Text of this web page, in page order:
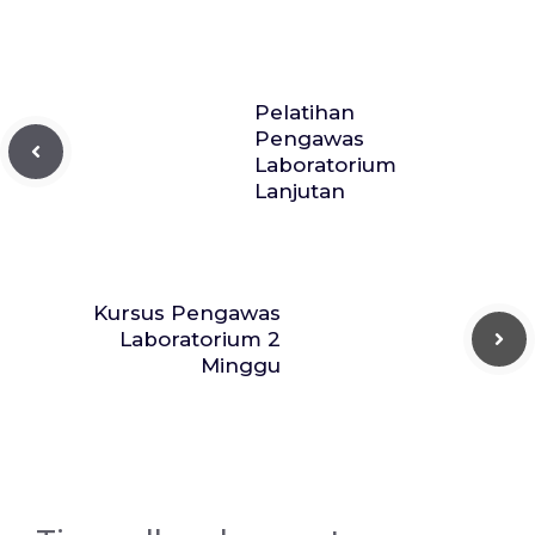
Pelatihan
Pengawas
Laboratorium
Lanjutan
Kursus Pengawas
Laboratorium 2
Minggu